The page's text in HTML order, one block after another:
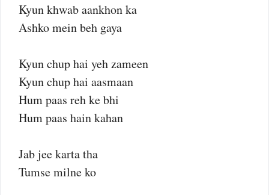
Kyun khwab aankhon ka
Ashko mein beh gaya
Kyun chup hai yeh zameen
Kyun chup hai aasmaan
Hum paas reh ke bhi
Hum paas hain kahan
Jab jee karta tha
Tumse milne ko